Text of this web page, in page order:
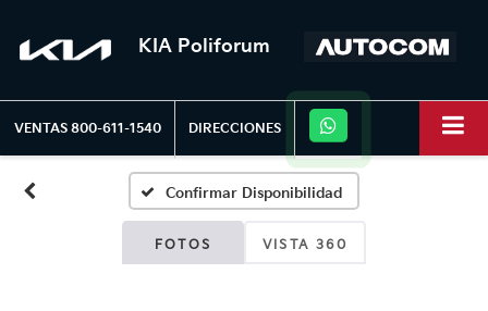
KIA Poliforum
VENTAS 800-611-1540 DIRECCIONES
Confirmar Disponibilidad
FOTOS VISTA 360
Fotos No
Disponibles
Por favor, revise luego